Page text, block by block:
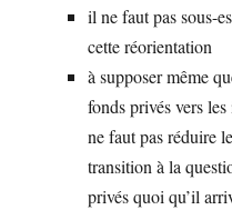
il ne faut pas sous-
cette réorientation
à supposer même
fonds privés vers
ne faut pas réduire
transition à la
privés quoi qu’il